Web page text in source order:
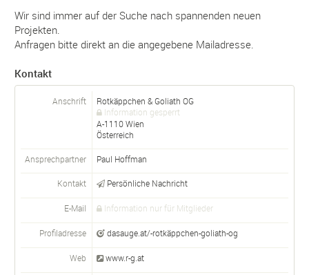
Wir sind immer auf der Suche nach spannenden neuen
Projekten.
Anfragen bitte direkt an die angegebene Mailadresse.
Kontakt
Anschrift
Rotkäppchen & Goliath OG
Information gesperrt
A-1110Wien
Österreich
Ansprechpartner Paul Hoffman
Kontakt Persönliche Nachricht
E-Mail Information nur für Mitglieder
Profiladresse dasauge.at/-rotkäppchen-goliath-og
Web www.r-g.at